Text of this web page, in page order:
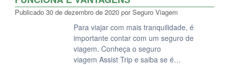
Publicado 30 de dezembro de 2020 por Seguro Viagem
Para viajar com mais tranquilidade, é
importante contar com um seguro de
viagem. Conheça o seguro
viagem Assist Trip e saiba se é…